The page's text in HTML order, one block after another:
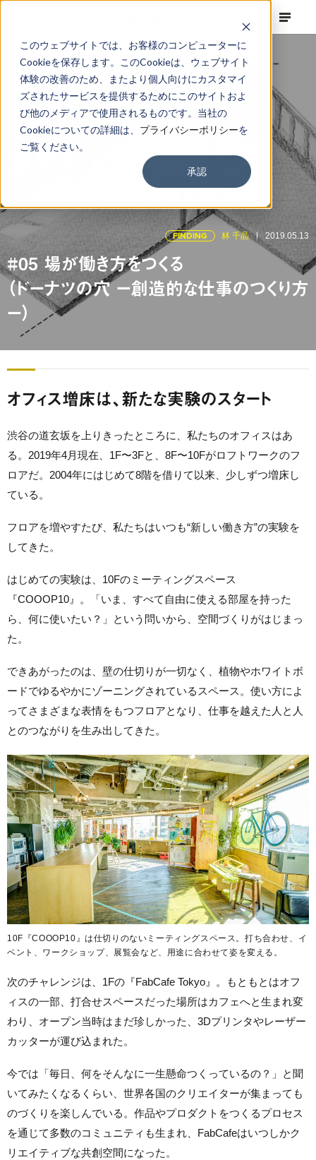
このウェブサイトでは、お客様のコンピューターに
Cookieを保存します。このCookieは、ウェブサイト
体験の改善のため、またより個人向けにカスタマイ
ズされたサービスを提供するためにこのサイトおよ
び他のメディアで使用されるものです。当社の
Cookieについての詳細は、 プライバシーポリシーを
ご覧ください。
承認
FINDING 林 千晶 2019.05.13
#05 場が働き方をつくる
（ドーナツの穴 ー創造的な仕事のつくり方
ー）
オフィス増床は、新たな実験のスタート
渋谷の道玄坂を上りきったところに、私たちのオフィスはあ
る。2019年4月現在、1F〜3Fと、8F〜10Fがロフトワークのフ
ロアだ。2004年にはじめて8階を借りて以来、少しずつ増床し
ている。
フロアを増やすたび、私たちはいつも“新しい働き方”の実験を
してきた。
はじめての実験は、10Fのミーティングスペース
『COOOP10』。「いま、すべて自由に使える部屋を持った
ら、何に使いたい？」という問いから、空間づくりがはじまっ
た。
できあがったのは、壁の仕切りが一切なく、植物やホワイトボ
ードでゆるやかにゾーニングされているスペース。使い方によ
ってさまざまな表情をもつフロアとなり、仕事を越えた人と人
とのつながりを生み出してきた。
10F『COOOP10』は仕切りのないミーティングスペース。打ち合わせ、イ
ベント、ワークショップ、展覧会など、用途に合わせて姿を変える。
次のチャレンジは、1Fの『FabCafe Tokyo』。もともとはオフ
ィスの一部、打合せスペースだった場所はカフェへと生まれ変
わり、オープン当時はまだ珍しかった、3Dプリンタやレーザー
カッターが運び込まれた。
今では「毎日、何をそんなに一生懸命つくっているの？」と聞
いてみたくなるくらい、世界各国のクリエイターが集まっても
のづくりを楽しんでいる。作品やプロダクトをつくるプロセス
を通じて多数のコミュニティも生まれ、FabCafeはいつしかク
リエイティブな共創空間になった。